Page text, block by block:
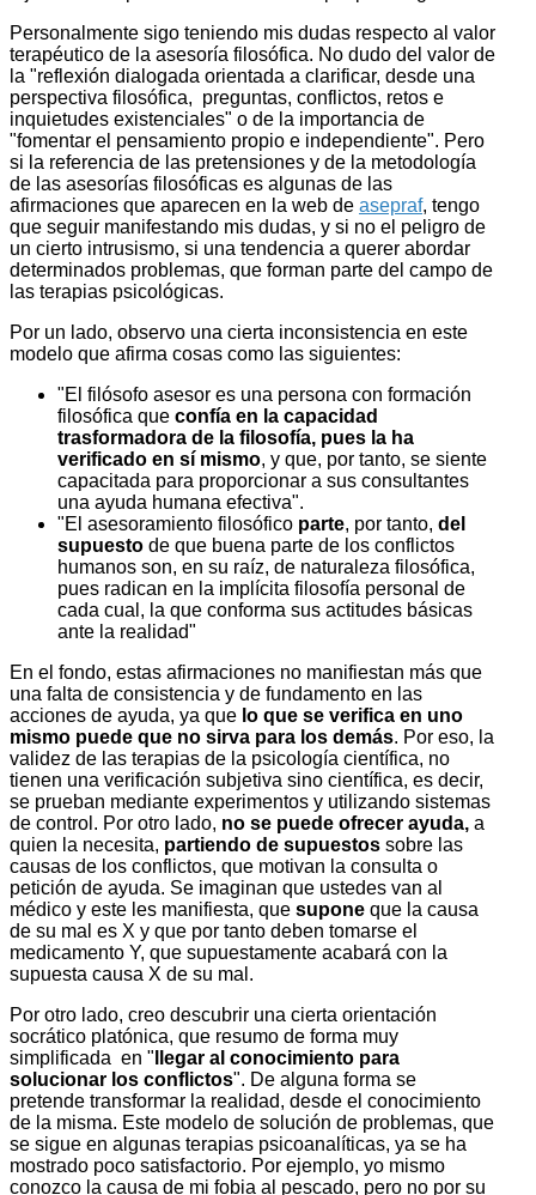
Personalmente sigo teniendo mis dudas respecto al valor
terapéutico de la asesoría filosófica. No dudo del valor de
la "reflexión dialogada orientada a clarificar, desde una
perspectiva filosófica, preguntas, conflictos, retos e
inquietudes existenciales" o de la importancia de
"fomentar el pensamiento propio e independiente". Pero
si la referencia de las pretensiones y de la metodología
de las asesorías filosóficas es algunas de las
afirmaciones que aparecen en la web de asepraf, tengo
que seguir manifestando mis dudas, y si no el peligro de
un cierto intrusismo, si una tendencia a querer abordar
determinados problemas, que forman parte del campo de
las terapias psicológicas.
Por un lado, observo una cierta inconsistencia en este
modelo que afirma cosas como las siguientes:
"El filósofo asesor es una persona con formación
filosófica que confía en la capacidad
trasformadora de la filosofía, pues la ha
verificado en sí mismo, y que, por tanto, se siente
capacitada para proporcionar a sus consultantes
una ayuda humana efectiva".
"El asesoramiento filosófico parte, por tanto, del
supuesto de que buena parte de los conflictos
humanos son, en su raíz, de naturaleza filosófica,
pues radican en la implícita filosofía personal de
cada cual, la que conforma sus actitudes básicas
ante la realidad"
En el fondo, estas afirmaciones no manifiestan más que
una falta de consistencia y de fundamento en las
acciones de ayuda, ya que lo que se verifica en uno
mismo puede que no sirva para los demás. Por eso, la
validez de las terapias de la psicología científica, no
tienen una verificación subjetiva sino científica, es decir,
se prueban mediante experimentos y utilizando sistemas
de control. Por otro lado, no se puede ofrecer ayuda, a
quien la necesita, partiendo de supuestos sobre las
causas de los conflictos, que motivan la consulta o
petición de ayuda. Se imaginan que ustedes van al
médico y este les manifiesta, que supone que la causa
de su mal es X y que por tanto deben tomarse el
medicamento Y, que supuestamente acabará con la
supuesta causa X de su mal.
Por otro lado, creo descubrir una cierta orientación
socrático platónica, que resumo de forma muy
simplificada en " llegar al conocimiento para
solucionar los conflictos". De alguna forma se
pretende transformar la realidad, desde el conocimiento
de la misma. Este modelo de solución de problemas, que
se sigue en algunas terapias psicoanalíticas, ya se ha
mostrado poco satisfactorio. Por ejemplo, yo mismo
conozco la causa de mi fobia al pescado, pero no por su